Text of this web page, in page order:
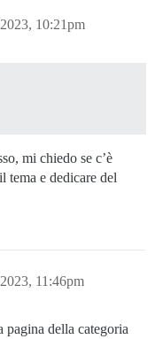
10:21pm
mi chiedo se c’è
tema e dedicare del
11:46pm
della categoria